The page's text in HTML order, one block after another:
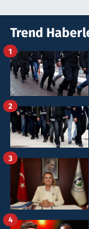
Trend
1
2
3
4